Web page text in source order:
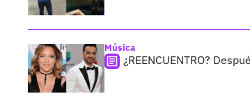
Música
¿REENCUENTRO?